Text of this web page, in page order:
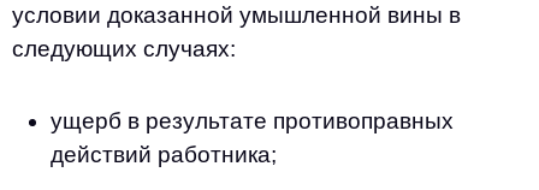
условии доказанной умышленной вины в
следующих случаях:
ущерб в результате противоправных
действий работника;